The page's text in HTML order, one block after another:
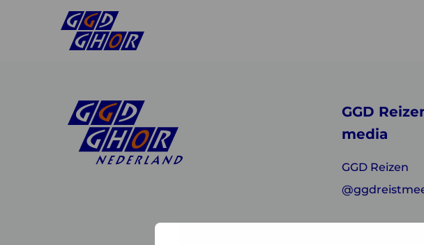
GGD
media
GGD Reizen